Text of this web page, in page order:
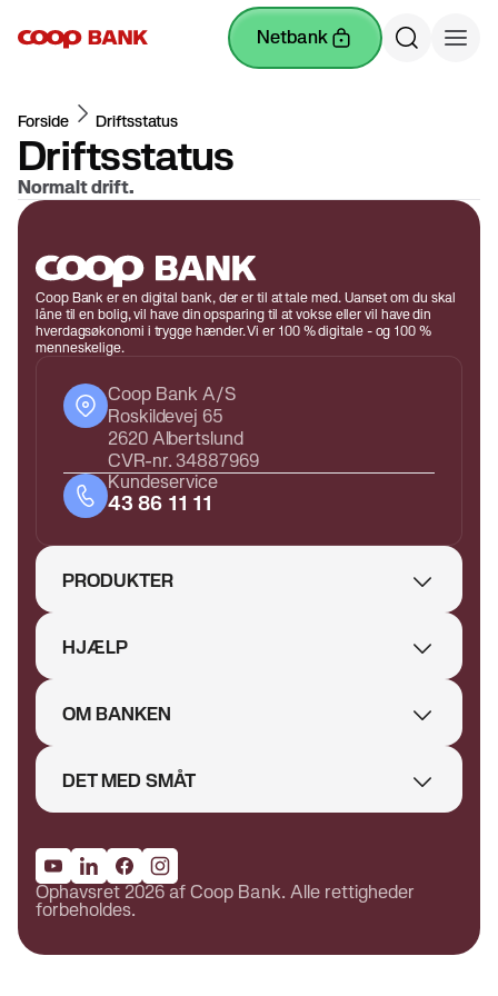
netbank
Forside Driftsstatus
Driftsstatus
Normalt drift.
Coop Bank er en digital bank, der er til at tale med. Uanset om du skal
låne til en bolig, vil have din opsparing til at vokse eller vil have din
hverdagsøkonomi i trygge hænder. Vi er 100 % digitale - og 100 %
menneskelige.
Coop Bank A/S
Roskildevej 65
2620 Albertslund
CVR-nr. 34887969
Kundeservice
43 86 11 11
PRODUKTER
HJÆLP
OM BANKEN
DET MED SMÅT
Ophavsret 2026 af Coop Bank. Alle rettigheder
forbeholdes.